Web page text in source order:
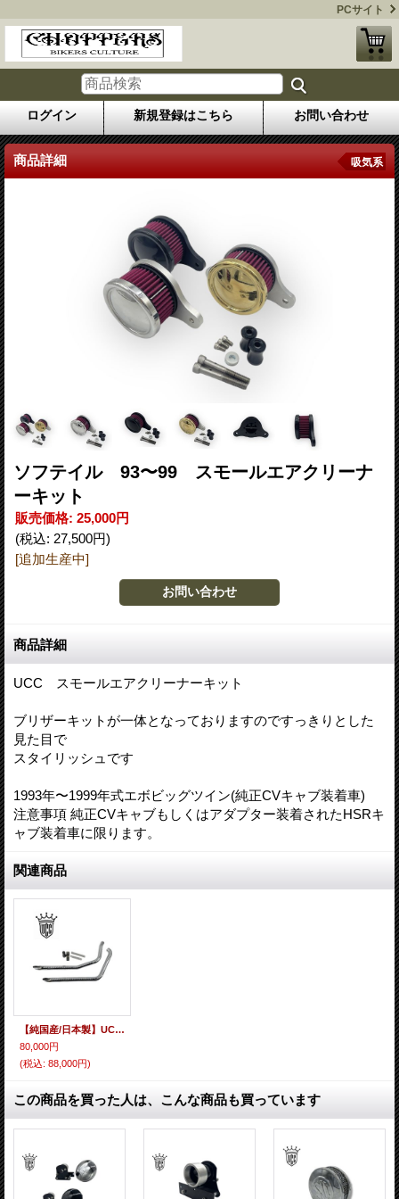
PCサイト
ログイン 新規登録はこちら お問い合わせ
商品詳細 吸気系
ソフテイル 93〜99 スモールエアクリーナ
ーキット
販売価格: 25,000円
(税込: 27,500円)
[追加生産中]
商品詳細
UCC スモールエアクリーナーキット
ブリザーキットが一体となっておりますのですっきりとした
見た目で
スタイリッシュです
1993年〜1999年式エボビッグツイン(純正CVキャブ装着車)
注意事項 純正CVキャブもしくはアダプター装着されたHSRキ
ャブ装着車に限ります。
関連商品
【純国産/日本製】UCCオリジナル 84〜05年/ソフテイル用 1-3/4ドラッグパイプ
80,000円
(税込: 88,000円)
この商品を買った人は、こんな商品も買っています